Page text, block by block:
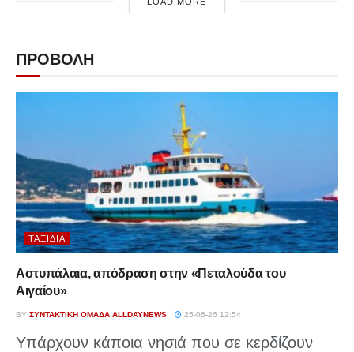
ΠΡΟΒΟΛΗ
ΤΑΞΊΔΙΑ
Αστυπάλαια, απόδραση στην «Πεταλούδα του
Αιγαίου»
BY ΣΥΝΤΑΚΤΙΚΉ ΟΜΆΔΑ ALLDAYNEWS 25-06-26 12:54
Υπάρχουν κάποια νησιά που σε κερδίζουν